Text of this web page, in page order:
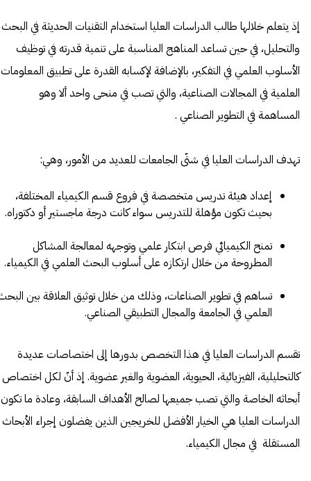
إذ يتعلم خلالها طالب الدراسات العليا استخدام التقنيات الحديثة في البحث
والتحليل، في حين تساعد المناهج المناسبة على تنمية قدرته في توظيف
الأسلوب العلمي في التفكير، بالإضافة لإكسابه القدرة على تطبيق المعلومات
العلمية في المجالات الصناعية، والتي تصب في منحى واحد ألا وهو
المساهمة في التطوير الصناعي .
تهدف الدراسات العليا في شتّى الجامعات للعديد من الأمور، وهي:
إعداد هيئة تدريس متخصصة في فروع قسم الكيمياء المختلفة،
بحيث تكون مؤهلة للتدريس سواء كانت درجة ماجستير أو دكتوراه.
تمنح الكيميائي فرص ابتكار علمي وتوجهه لمعالجة المشاكل
المطروحة من خلال ارتكازه على أسلوب البحث العلمي في الكيمياء.
تساهم في تطوير الصناعات، وذلك من خلال توثيق العلاقة بين
العلمي في الجامعة والمجال التطبيقي الصناعي.
تقسم الدراسات العليا في هذا التخصص بدورها إلى اختصاصات عديدة
كالتحليلية، الفيزيائية، الحيوية، العضوية والغير عضوية. إذ أنّ لكل اختصاص
أبحاثه الخاصة والتي تصب جميعها لصالح الأهداف السابقة، وعادة ما تكون
الدراسات العليا هي الخيار الأفضل للخريجين الذين يفضلون إجراء الأبحاث
المستقلة في مجال الكيمياء.